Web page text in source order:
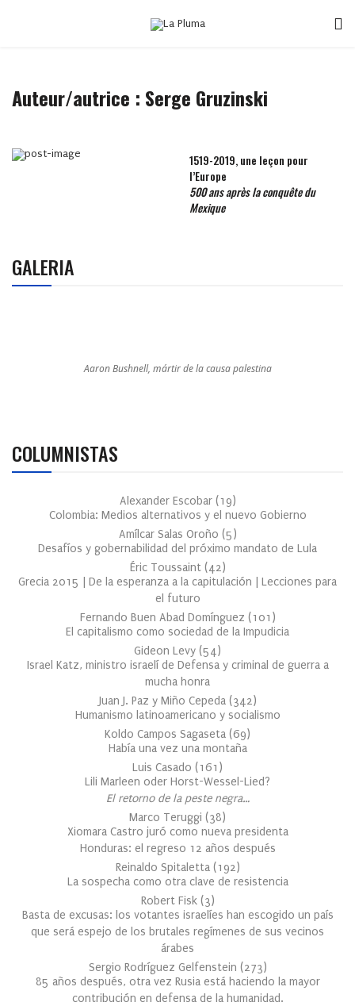
Auteur/autrice : Serge Gruzinski
1519-2019, une leçon pour
l’Europe
500 ans après la conquête du
Mexique
GALERIA
Aaron Bushnell, mártir de la causa palestina
COLUMNISTAS
Alexander Escobar (19)
Colombia: Medios alternativos y el nuevo Gobierno
Amílcar Salas Oroño (5)
Desafíos y gobernabilidad del próximo mandato de Lula
Éric Toussaint (42)
Grecia 2015 | De la esperanza a la capitulación | Lecciones para
el futuro
Fernando Buen Abad Domínguez (101 )
El capitalismo como sociedad de la Impudicia
Gideon Levy (54)
Israel Katz, ministro israelí de Defensa y criminal de guerra a
mucha honra
Juan J. Paz y Miño Cepeda (342)
Humanismo latinoamericano y socialismo
Koldo Campos Sagaseta (69)
Había una vez una montaña
Luis Casado (161 )
Lili Marleen oder Horst-Wessel-Lied?
El retorno de la peste negra…
Marco Teruggi (38)
Xiomara Castro juró como nueva presidenta
Honduras: el regreso 12 años después
Reinaldo Spitaletta (192)
La sospecha como otra clave de resistencia
Robert Fisk (3)
Basta de excusas: los votantes israelíes han escogido un país
que será espejo de los brutales regímenes de sus vecinos
árabes
Sergio Rodríguez Gelfenstein (273)
85 años después, otra vez Rusia está haciendo la mayor
contribución en defensa de la humanidad.